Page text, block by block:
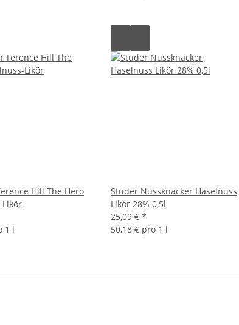
Hill The Hero
Likör
1 l
Studer Nussknacker Haselnuss
Likör 28% 0,5l
25,09 € *
50,18 € pro 1 l